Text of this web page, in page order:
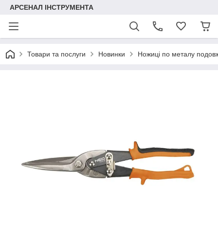
АРСЕНАЛ ІНСТРУМЕНТА
Товари та послуги Новинки Ножиці по металу